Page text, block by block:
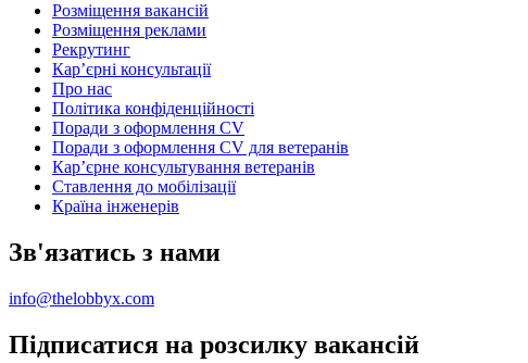
Розміщення вакансій
Розміщення реклами
Рекрутинг
Карʼєрні консультації
Про нас
Політика конфіденційності
Поради з оформлення CV
Поради з оформлення CV для ветеранів
Карʼєрне консультування ветеранів
Ставлення до мобілізації
Країна інженерів
Зв'язатись з нами
info@thelobbyx.com
Підписатися на розсилку вакансій